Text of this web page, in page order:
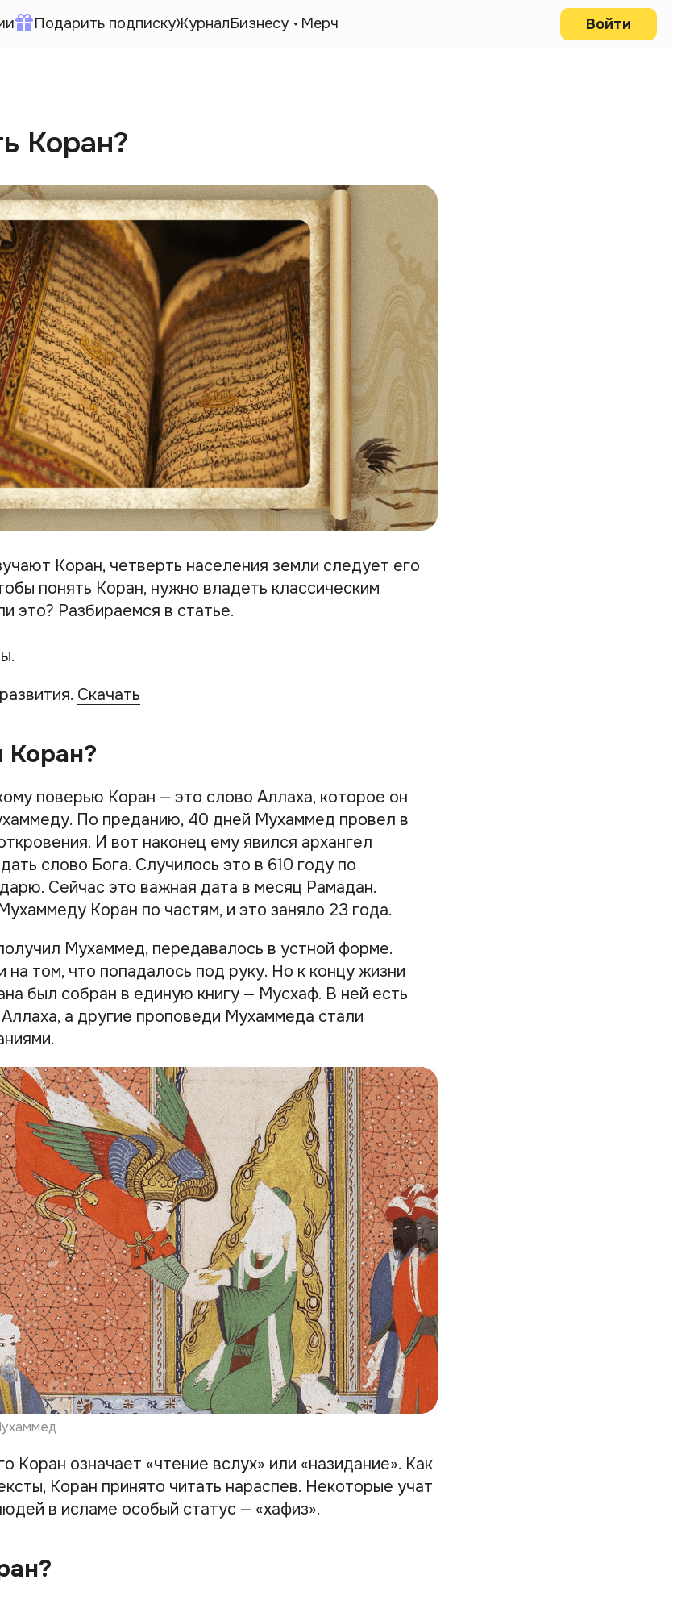
Подарить подпискуЖурналБизнесу Мерч Войти
Коран?
Коран, четверть населения земли следует его
понять Коран, нужно владеть классическим
это? Разбираемся в статье.
Скачать
Коран?
поверью Коран — это слово Аллаха, которое он
По преданию, 40 дней Мухаммед провел в
И вот наконец ему явился архангел
слово Бога. Случилось это в 610 году по
Сейчас это важная дата в месяц Рамадан.
Коран по частям, и это заняло 23 года.
Мухаммед, передавалось в устной форме.
на том, что попадалось под руку. Но к концу жизни
был собран в единую книгу — Мусхаф. В ней есть
а другие проповеди Мухаммеда стали
Коран означает «чтение вслух» или «назидание». Как
Коран принято читать нараспев. Некоторые учат
в исламе особый статус — «хафиз».